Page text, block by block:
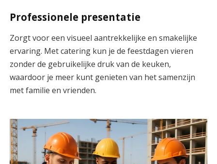
Professionele presentatie
Zorgt voor een visueel aantrekkelijke en smakelijke
ervaring. Met catering kun je de feestdagen vieren
zonder de gebruikelijke druk van de keuken,
waardoor je meer kunt genieten van het samenzijn
met familie en vrienden.